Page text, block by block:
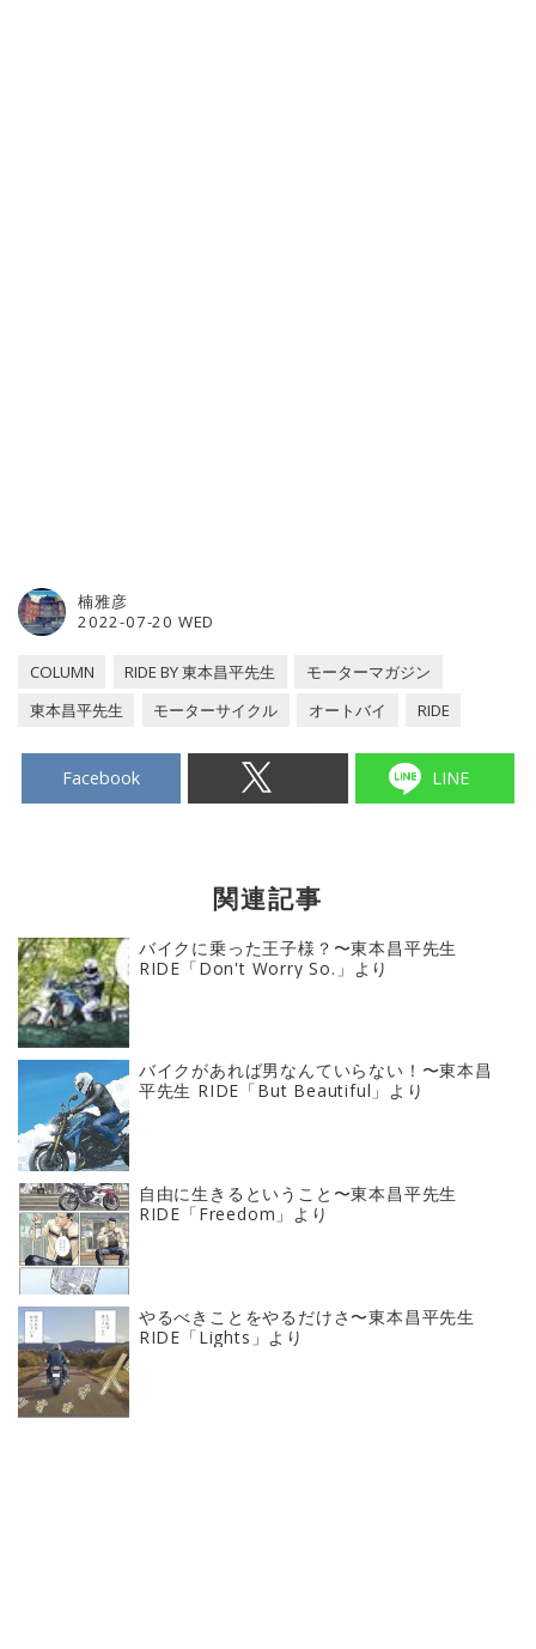
2022-07-20 WED
楠雅彦
COLUMN RIDE BY 東本昌平先生
モーターマガジン
東本昌平先生
モーターサイクル オートバイ RIDE
Facebook LINE
関連記事
バイクに乗った王子様？〜東本昌平先生
RIDE「Don't Worry So.」より
バイクがあれば男なんていらない！〜東本昌
平先生 RIDE「But Beautiful」より
自由に生きるということ〜東本昌平先生
RIDE「Freedom」より
やるべきことをやるだけさ〜東本昌平先生
RIDE「Lights」より